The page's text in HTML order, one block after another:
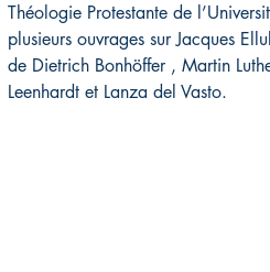
Théologie Protestante de
plusieurs ouvrages sur Jacques
de Dietrich Bonhöffer , Martin
Leenhardt et Lanza del Vasto.